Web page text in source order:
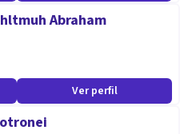
Abraham
Ver perfil